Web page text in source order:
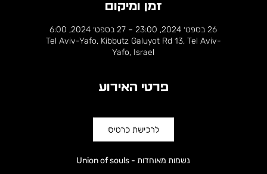
זמן ומיקום
26 בספט׳ 2024, 23:00 – 27 בספט׳ 2024, 6:00
Tel Aviv-Yafo, Kibbutz Galuyot Rd 13, Tel Aviv-
Yafo, Israel
פרטי האירוע
Union of souls - נשמות מאוחדות